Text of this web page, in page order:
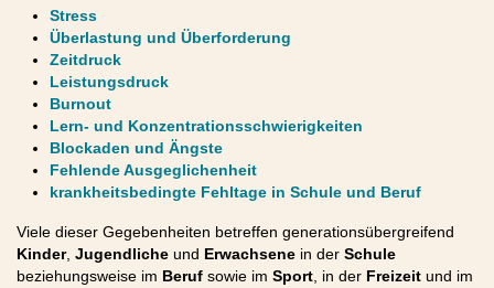
Stress
Überlastung und Überforderung
Zeitdruck
Leistungsdruck
Burnout
Lern- und Konzentrationsschwierigkeiten
Blockaden und Ängste
Fehlende Ausgeglichenheit
krankheitsbedingte Fehltage in Schule und Beruf
Viele dieser Gegebenheiten betreffen generationsübergreifend
Kinder, Jugendliche und Erwachsene in der Schule
beziehungsweise im Beruf sowie im Sport, in der Freizeit und im